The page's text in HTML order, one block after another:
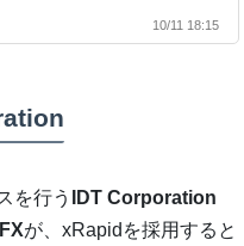
10/11 18:15
を行う
IDT Corporation
が、xRapidを採用すると